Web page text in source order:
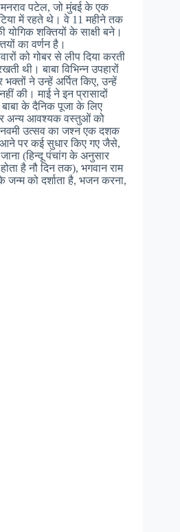
पटेल, जो मुंबई के एक
में रहते थे। वे 11 महीने तक
शक्तियों के साक्षी बने।
का वर्णन है।
को गोबर से लीप दिया करती
थी। बाबा विभिन्न उपहारों
ने उन्हें अर्पित किए, उन्हें
की। माई ने इन प्रासादों
बाबा के दैनिक पूजा के लिए
अन्य आवश्यक वस्तुओं को
उत्सव का जश्न एक दशक
पर कई सुधार किए गए जैसे,
जाना (हिन्दू पंचांग के अनुसार
है नौ दिन तक), भगवान राम
को दर्शाता है, भजन करना,